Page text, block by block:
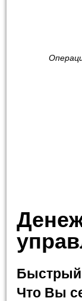
Быстрый
Что Вы